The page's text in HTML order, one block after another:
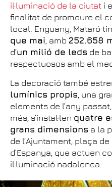
il·luminació de la ciutat i
finalitat de promoure el
local. Enguany, Mataró
que mai, amb 252.658
d’un milió de leds de
respectuosos amb el
La decoració també
lumínics propis, una
elements de l’any
més, s’instal·len quatre
grans dimensions a la
de l’Ajuntament, plaça
d’Espanya, que actuen
il·luminació nadalenca.